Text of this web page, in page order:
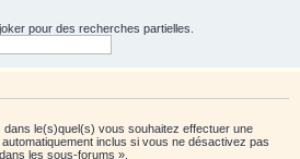
pour des recherches partielles.
le(s)quel(s) vous souhaitez effectuer une
inclus si vous ne désactivez pas
les sous-forums ».